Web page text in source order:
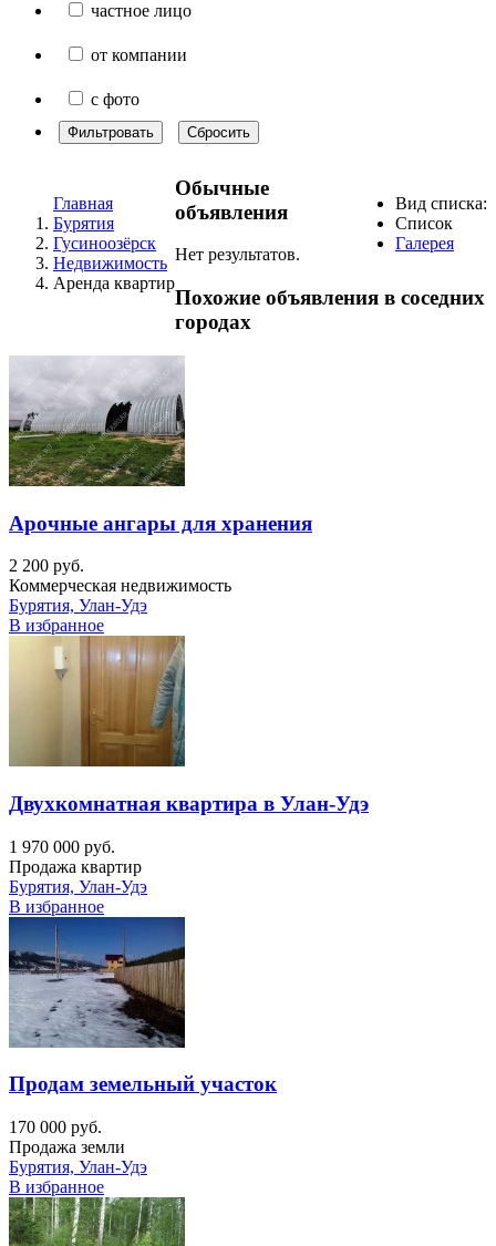
частное лицо
от компании
с фото
Фильтровать Сбросить
Главная
Бурятия
Гусиноозёрск
Недвижимость
Аренда квартир
Вид списка:
Список
Галерея
Обычные
объявления
Нет результатов.
Похожие объявления в соседних
городах
Арочные ангары для хранения
2 200 руб.
Коммерческая недвижимость
Бурятия, Улан-Удэ
В избранное
Двухкомнатная квартира в Улан-Удэ
1 970 000 руб.
Продажа квартир
Бурятия, Улан-Удэ
В избранное
Продам земельный участок
170 000 руб.
Продажа земли
Бурятия, Улан-Удэ
В избранное